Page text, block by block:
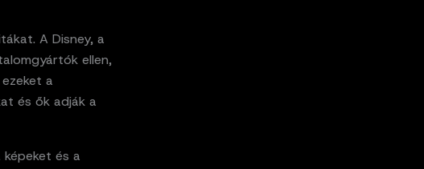
A Disney, a
ellen,
a
és ők adják a
és a